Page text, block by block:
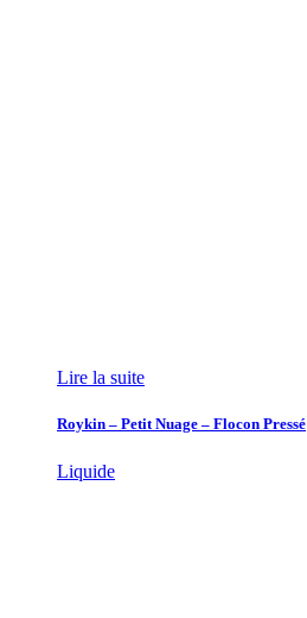
Lire la suite
Roykin – Petit Nuage – Flocon Pressé
Liquide